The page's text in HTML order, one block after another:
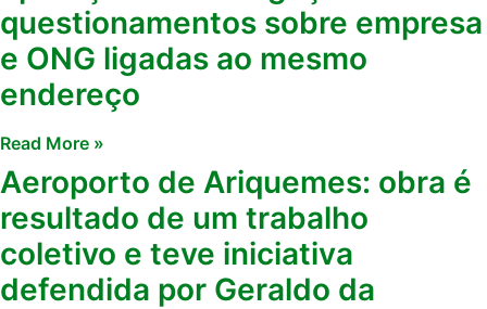
questionamentos sobre empresa
e ONG ligadas ao mesmo
endereço
Read More »
Aeroporto de Ariquemes: obra é
resultado de um trabalho
coletivo e teve iniciativa
defendida por Geraldo da